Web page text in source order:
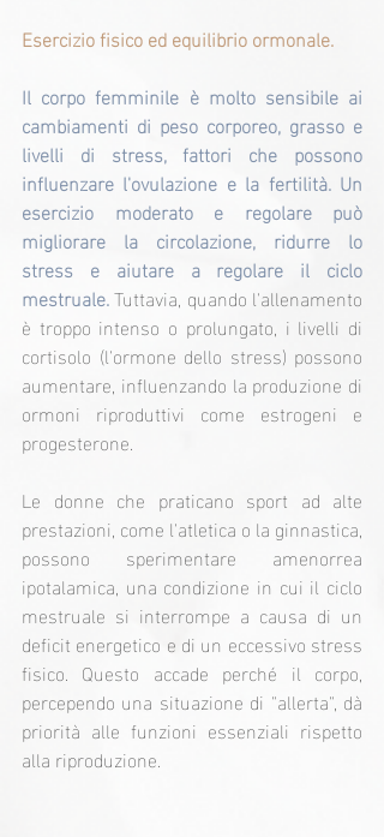
Esercizio fisico ed equilibrio ormonale.
Il corpo femminile è molto sensibile ai
cambiamenti di peso corporeo, grasso e
livelli di stress, fattori che possono
influenzare l'ovulazione e la fertilità. Un
esercizio moderato e regolare può
migliorare la circolazione, ridurre lo
stress e aiutare a regolare il ciclo
mestruale. Tuttavia, quando l'allenamento
è troppo intenso o prolungato, i livelli di
cortisolo (l'ormone dello stress) possono
aumentare, influenzando la produzione di
ormoni riproduttivi come estrogeni e
progesterone.
Le donne che praticano sport ad alte
prestazioni, come l'atletica o la ginnastica,
possono sperimentare amenorrea
ipotalamica, una condizione in cui il ciclo
mestruale si interrompe a causa di un
deficit energetico e di un eccessivo stress
fisico. Questo accade perché il corpo,
percependo una situazione di "allerta", dà
priorità alle funzioni essenziali rispetto
alla riproduzione.